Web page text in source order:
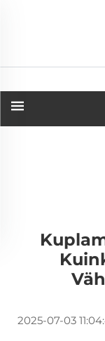
2025-07-03